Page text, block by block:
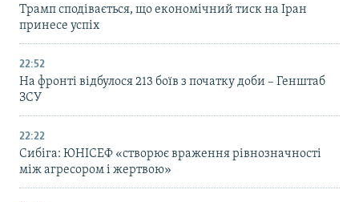
Трамп сподівається, що економічний тиск на Іран
принесе успіх
22:52
На фронті відбулося 213 боїв з початку доби – Генштаб
ЗСУ
22:22
Сибіга: ЮНІСЕФ «створює враження рівнозначності
між агресором і жертвою»